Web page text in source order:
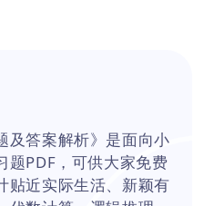
及答案解析》是面向小
题PDF，可供大家免费
贴近实际生活、新颖有